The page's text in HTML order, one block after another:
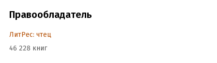
Правообладатель
ЛитРес: чтец
46 228 книг